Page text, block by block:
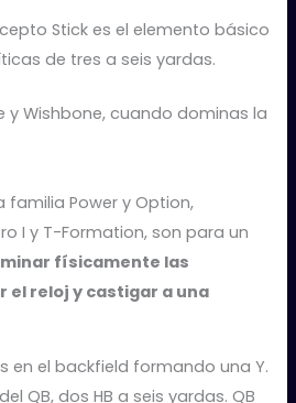
Stick es el elemento básico
de tres a seis yardas.
y Wishbone, cuando dominas la
familia Power y Option,
I y T-Formation, son para un
físicamente las
reloj y castigar a una
en el backfield formando una Y.
QB, dos HB a seis yardas. QB